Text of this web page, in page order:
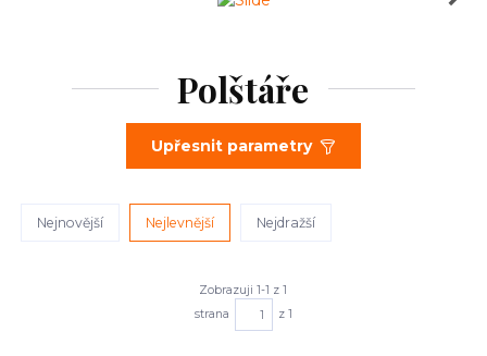
Polštáře
Upřesnit parametry
Nejnovější Nejlevnější Nejdražší
Zobrazuji 1-1 z 1
strana
z 1